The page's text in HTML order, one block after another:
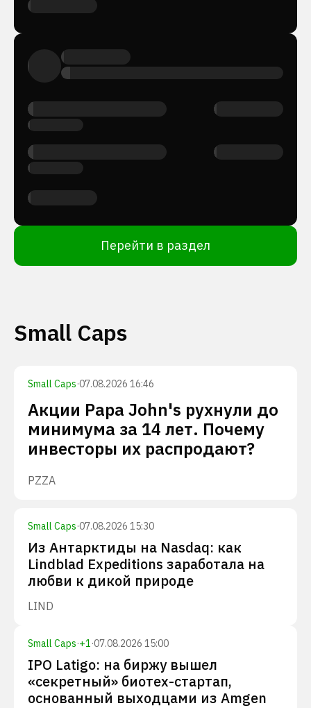
Перейти в раздел
Small Caps
Small Caps·07.08.2026 16:46
Акции Papa John's рухнули до
минимума за 14 лет. Почему
инвесторы их распродают?
PZZA
Small Caps·07.08.2026 15:30
Из Антарктиды на Nasdaq: как
Lindblad Expeditions заработала на
любви к дикой природе
LIND
Small Caps·+1·07.08.2026 15:00
IPO Latigo: на биржу вышел
«секретный» биотех-стартап,
основанный выходцами из Amgen